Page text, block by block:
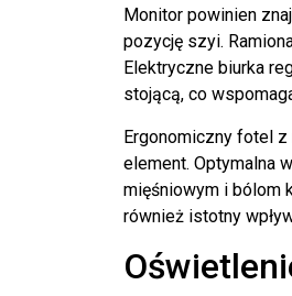
Monitor powinien
pozycję szyi.
Elektryczne biurka
stojącą, co
Ergonomiczny fotel
element. Optymalna
mięśniowym i bólom
również istotny